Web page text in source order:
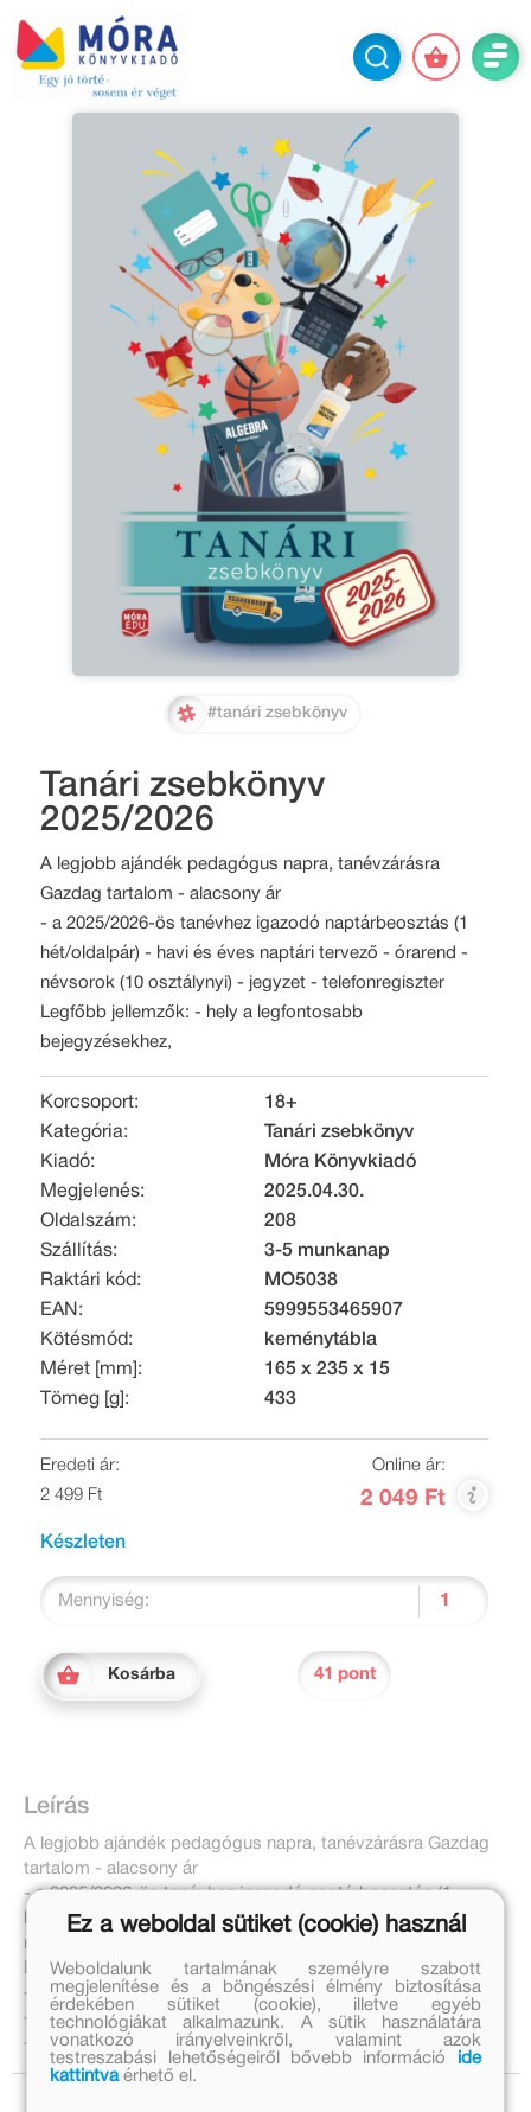
#tanári zsebkönyv
Tanári zsebkönyv
2025/2026
A legjobb ajándék pedagógus napra, tanévzárásra
Gazdag tartalom - alacsony ár
- a 2025/2026-ös tanévhez igazodó naptárbeosztás (1
hét/oldalpár) - havi és éves naptári tervező - órarend -
névsorok (10 osztálynyi) - jegyzet - telefonregiszter
Legfőbb jellemzők: - hely a legfontosabb
bejegyzésekhez,
Korcsoport:
18+
Kategória:
Tanári zsebkönyv
Kiadó:
Móra Könyvkiadó
Megjelenés:
2025.04.30.
Oldalszám:
208
Szállítás:
3-5 munkanap
Raktári kód:
MO5038
EAN:
5999553465907
Kötésmód:
keménytábla
Méret [mm]:
165 x 235 x 15
Tömeg [g]:
433
Eredeti ár:
2 499 Ft
Online ár:
2 049 Ft
Készleten
Mennyiség:
Kosárba 41 pont
Leírás
A legjobb ajándék pedagógus napra, tanévzárásra Gazdag
tartalom - alacsony ár
- a 2025/2026-ös tanévhez igazodó naptárbeosztás (1
hét/oldalpár) - havi és éves naptári tervező - órarend -
névsorok (10 osztálynyi) - jegyzet - telefonregiszter
Legfőbb jellemzők: - hely a legfontosabb bejegyzésekhez,
- táskabarát, B5-ös formátum
- két könyvjelző az egyszerű és gyors használatért
- elnyűhetetlen, mégis elegáns kivitel
Ez a weboldal sütiket (cookie) használ
Weboldalunk tartalmának személyre szabott
megjelenítése és a böngészési élmény biztosítása
érdekében sütiket (cookie), illetve egyéb
technológiákat alkalmazunk. A sütik használatára
vonatkozó irányelveinkről, valamint azok
testreszabási lehetőségeiről bővebb információ
ide
kattintvaérhető el.